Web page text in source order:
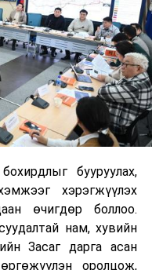
бууруулах,
хэрэгжүүлэх
өчигдөр боллоо.
нам, хувийн
Засаг дарга асан
оролцож,